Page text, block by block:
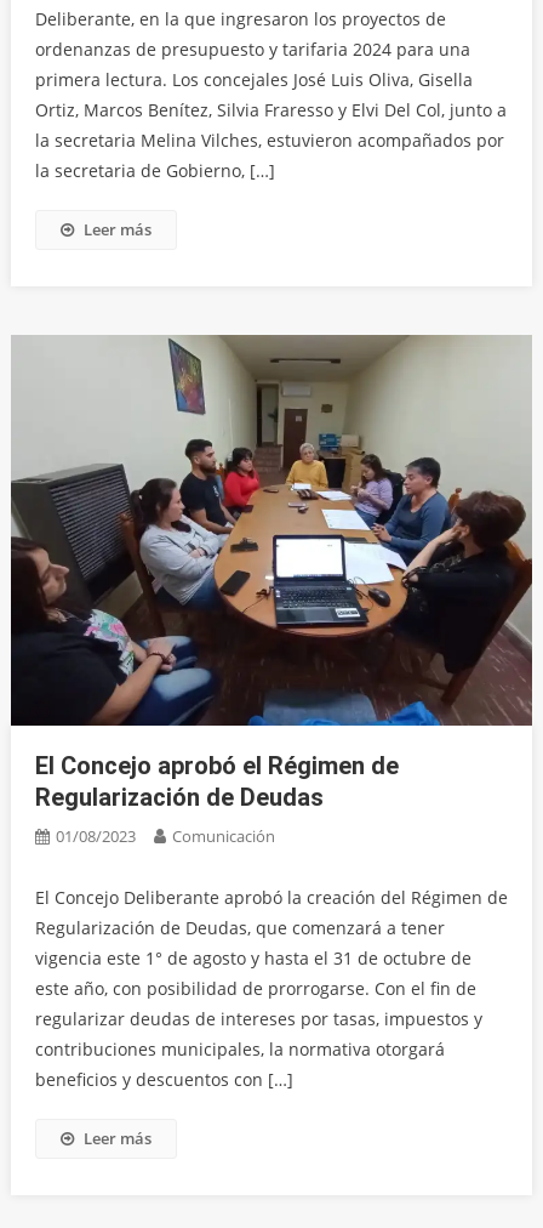
Deliberante, en la que ingresaron los proyectos de
ordenanzas de presupuesto y tarifaria 2024 para una
primera lectura. Los concejales José Luis Oliva, Gisella
Ortiz, Marcos Benítez, Silvia Fraresso y Elvi Del Col, junto a
la secretaria Melina Vilches, estuvieron acompañados por
la secretaria de Gobierno, […]
Leer más
El Concejo aprobó el Régimen de
Regularización de Deudas
01/08/2023 Comunicación
El Concejo Deliberante aprobó la creación del Régimen de
Regularización de Deudas, que comenzará a tener
vigencia este 1° de agosto y hasta el 31 de octubre de
este año, con posibilidad de prorrogarse. Con el fin de
regularizar deudas de intereses por tasas, impuestos y
contribuciones municipales, la normativa otorgará
beneficios y descuentos con […]
Leer más